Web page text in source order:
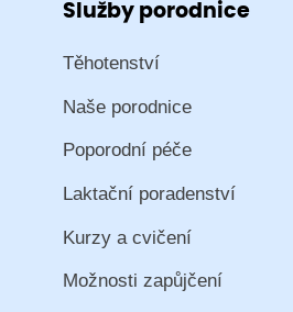
Služby porodnice
Těhotenství
Naše porodnice
Poporodní péče
Laktační poradenství
Kurzy a cvičení
Možnosti zapůjčení